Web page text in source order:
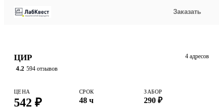
Заказать
ЦИР
4.2 594 отзывов
4 адресов
ЦЕНА
542 ₽
СРОК
48 ч
ЗАБОР
290 ₽